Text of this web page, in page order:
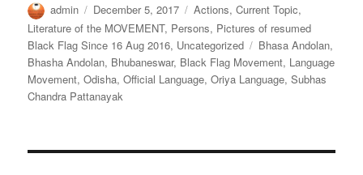
Author
admin
Posted
on
December 5, 2017 Categories
Actions,Current Topic,
Literature of the MOVEMENT, Persons, Pictures of resumed
Black Flag Since 16 Aug 2016, Uncategorized Tags
Bhasa Andolan,
Bhasha Andolan, Bhubaneswar, Black Flag Movement, Language
Movement,Odisha,Official Language,Oriya Language,Subhas
Chandra Pattanayak